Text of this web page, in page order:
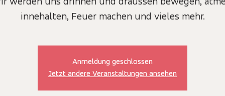
werden uns drinnen und draussen bewegen,
Anmeldung geschlossen
Jetzt andere Veranstaltungen ansehen